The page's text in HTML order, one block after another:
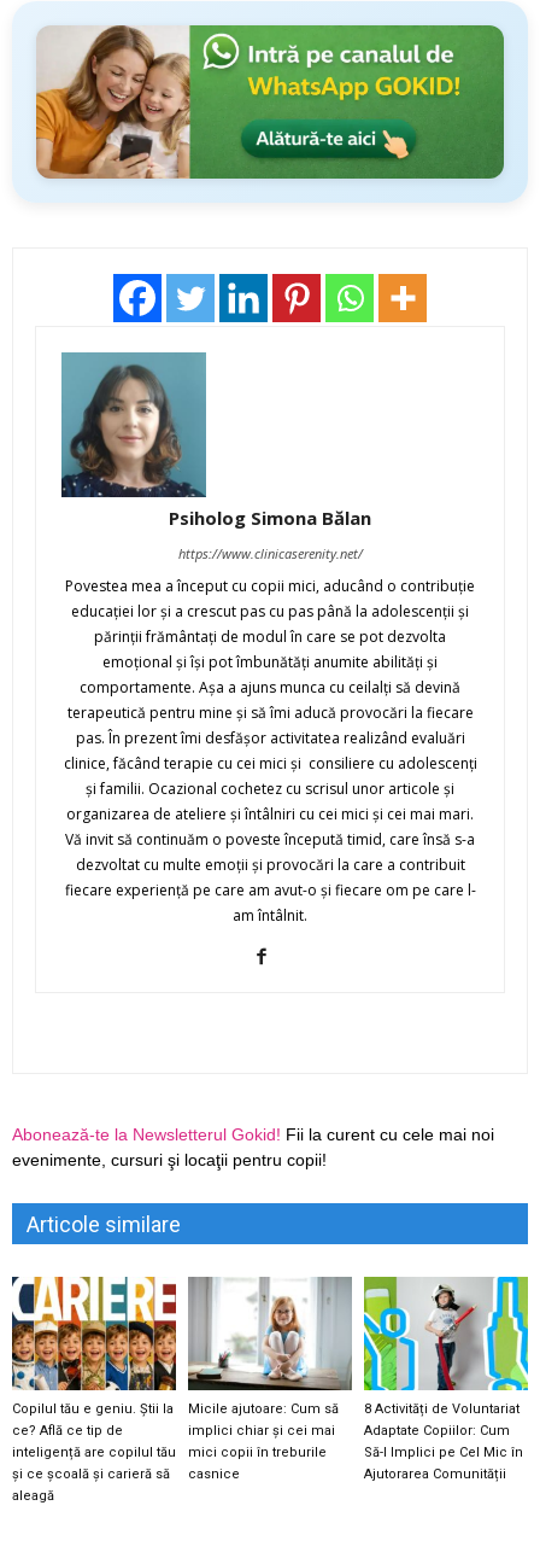
Psiholog Simona Bălan
https://www.clinicaserenity.net/
Povestea mea a început cu copii mici, aducând o contribuție
educației lor și a crescut pas cu pas până la adolescenții și
părinții frământați de modul în care se pot dezvolta
emoțional și își pot îmbunătăți anumite abilități și
comportamente. Așa a ajuns munca cu ceilalți să devină
terapeutică pentru mine și să îmi aducă provocări la fiecare
pas. În prezent îmi desfășor activitatea realizând evaluări
clinice, făcând terapie cu cei mici și consiliere cu adolescenți
și familii. Ocazional cochetez cu scrisul unor articole și
organizarea de ateliere și întâlniri cu cei mici și cei mai mari.
Vă invit să continuăm o poveste începută timid, care însă s-a
dezvoltat cu multe emoții și provocări la care a contribuit
fiecare experiență pe care am avut-o și fiecare om pe care l-
am întâlnit.
Abonează-te la Newsletterul Gokid! Fii la curent cu cele mai noi
evenimente, cursuri şi locaţii pentru copii!
Articole similare
Copilul tău e geniu. Știi la
ce? Află ce tip de
inteligență are copilul tău
și ce școală și carieră să
aleagă
Micile ajutoare: Cum să
implici chiar și cei mai
mici copii în treburile
casnice
8 Activități de Voluntariat
Adaptate Copiilor: Cum
Să-l Implici pe Cel Mic în
Ajutorarea Comunității